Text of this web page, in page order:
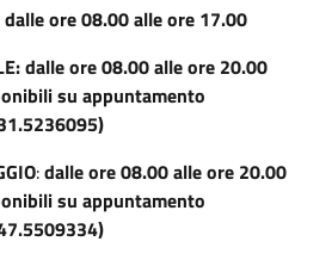
dalle ore 08.00 alle ore 17.00
dalle ore 08.00 alle ore 20.00
su appuntamento
:dalle ore 08.00 alle ore 20.00
su appuntamento